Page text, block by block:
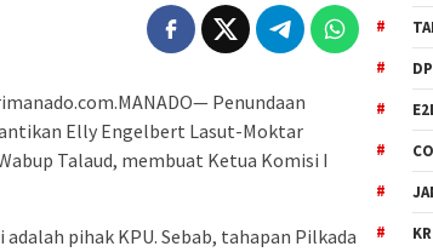
Penundaan
Elly Engelbert Lasut-Moktar
Talaud, membuat Ketua Komisi I
pihak KPU. Sebab, tahapan Pilkada